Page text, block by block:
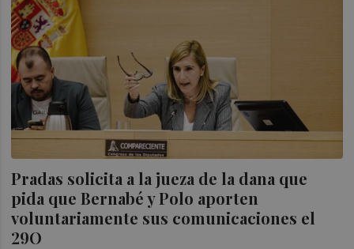
Pradas solicita a la jueza de la dana que
pida que Bernabé y Polo aporten
voluntariamente sus comunicaciones el
29O